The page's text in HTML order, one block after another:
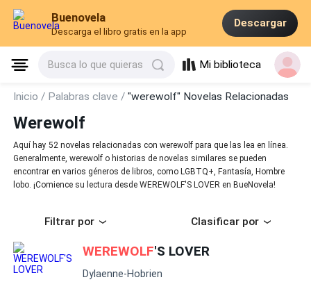
Buenovela
Descarga el libro gratis en la app
Descargar
Busca lo que quieras Mi biblioteca
Inicio / Palabras clave /"werewolf" Novelas Relacionadas
Werewolf
Aquí hay 52 novelas relacionadas con werewolf para que las lea en línea.
Generalmente, werewolf o historias de novelas similares se pueden
encontrar en varios géneros de libros, como LGBTQ+, Fantasía, Hombre
lobo. ¡Comience su lectura desde WEREWOLF'S LOVER en BueNovela!
Filtrar por Clasificar por
WEREWOLF'S LOVER
Dylaenne-Hobrien